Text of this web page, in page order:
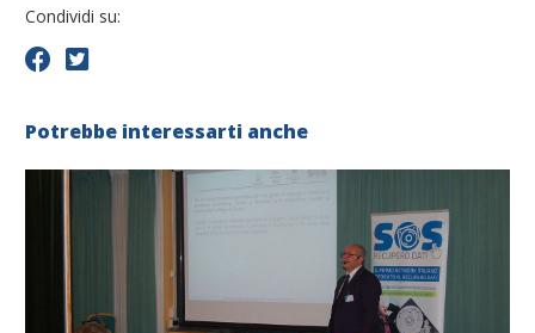
Condividi su:
Potrebbe interessarti anche